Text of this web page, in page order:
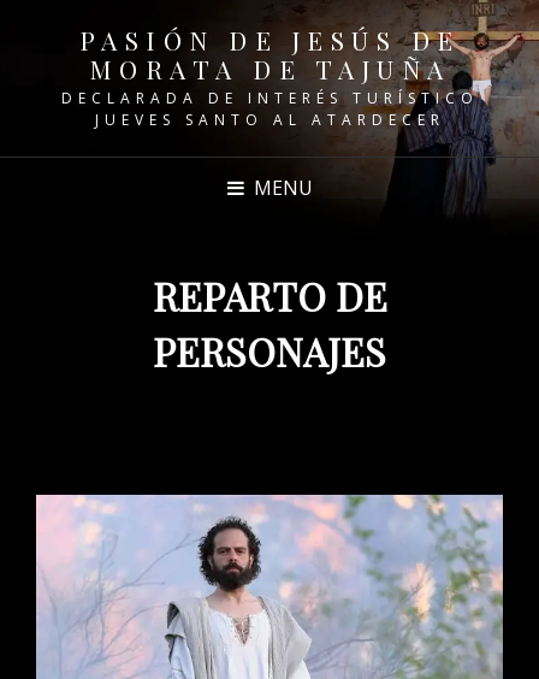
PASIÓN DE JESÚS DE
MORATA DE TAJUÑA
DECLARADA DE INTERÉS TURÍSTICO
JUEVES SANTO AL ATARDECER
MENU
REPARTO DE
PERSONAJES